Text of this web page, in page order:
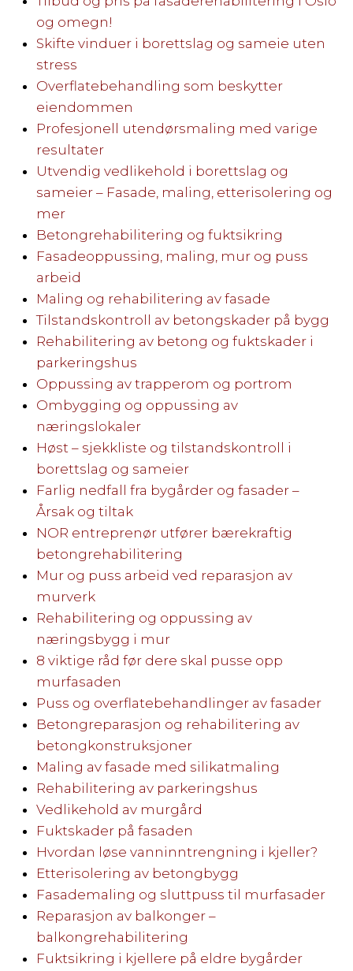
og omegn!
Skifte vinduer i borettslag og sameie uten
stress
Overflatebehandling som beskytter
eiendommen
Profesjonell utendørsmaling med varige
resultater
Utvendig vedlikehold i borettslag og
sameier – Fasade, maling, etterisolering og
mer
Betongrehabilitering og fuktsikring
Fasadeoppussing, maling, mur og puss
arbeid
Maling og rehabilitering av fasade
Tilstandskontroll av betongskader på bygg
Rehabilitering av betong og fuktskader i
parkeringshus
Oppussing av trapperom og portrom
Ombygging og oppussing av
næringslokaler
Høst – sjekkliste og tilstandskontroll i
borettslag og sameier
Farlig nedfall fra bygårder og fasader –
Årsak og tiltak
NOR entreprenør utfører bærekraftig
betongrehabilitering
Mur og puss arbeid ved reparasjon av
murverk
Rehabilitering og oppussing av
næringsbygg i mur
8 viktige råd før dere skal pusse opp
murfasaden
Puss og overflatebehandlinger av fasader
Betongreparasjon og rehabilitering av
betongkonstruksjoner
Maling av fasade med silikatmaling
Rehabilitering av parkeringshus
Vedlikehold av murgård
Fuktskader på fasaden
Hvordan løse vanninntrengning i kjeller?
Etterisolering av betongbygg
Fasademaling og sluttpuss til murfasader
Reparasjon av balkonger –
balkongrehabilitering
Fuktsikring i kjellere på eldre bygårder